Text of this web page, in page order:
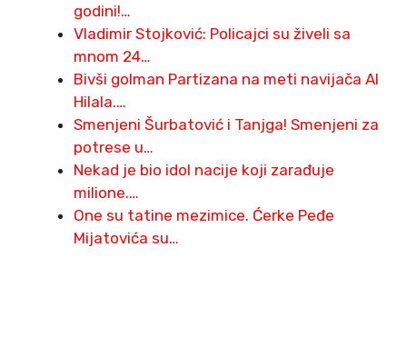
godini!…
Vladimir Stojković: Policajci su živeli sa
mnom 24…
Bivši golman Partizana na meti navijača Al
Hilala.…
Smenjeni Šurbatović i Tanjga! Smenjeni za
potrese u…
Nekad je bio idol nacije koji zarađuje
milione.…
One su tatine mezimice. Ćerke Peđe
Mijatovića su…